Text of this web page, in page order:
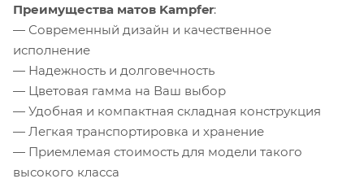
Преимущества матов Kampfer:
— Современный дизайн и качественное
исполнение
— Надежность и долговечность
— Цветовая гамма на Ваш выбор
— Удобная и компактная складная конструкция
— Легкая транспортировка и хранение
— Приемлемая стоимость для модели такого
высокого класса